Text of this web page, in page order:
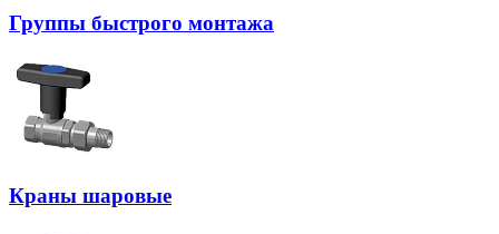
Группы быстрого монтажа
Краны шаровые